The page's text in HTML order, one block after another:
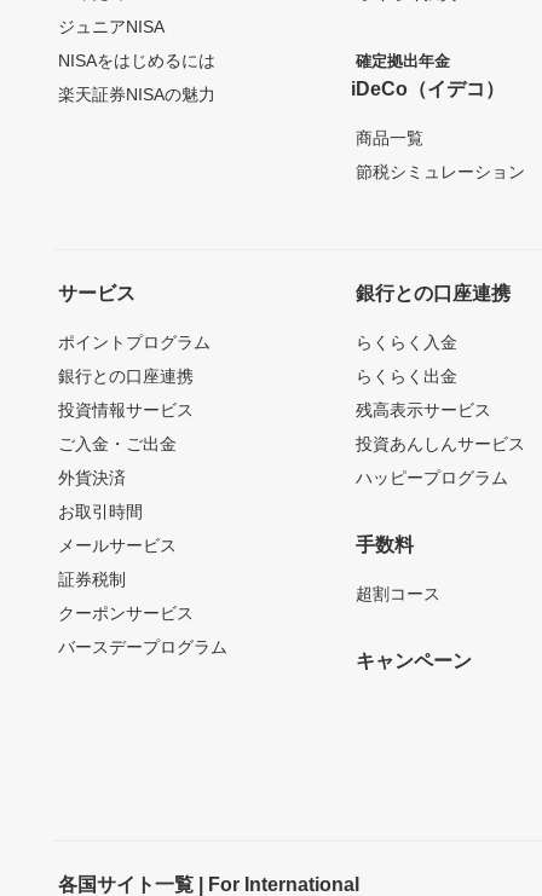
ジュニアNISA
NISAをはじめるには
楽天証券NISAの魅力
確定拠出年金
iDeCo（イデコ）
商品一覧
節税シミュレーション
サービス
ポイントプログラム
銀行との口座連携
投資情報サービス
ご入金・ご出金
外貨決済
お取引時間
メールサービス
証券税制
クーポンサービス
バースデープログラム
銀行との口座連携
らくらく入金
らくらく出金
残高表示サービス
投資あんしんサービス
ハッピープログラム
手数料
超割コース
キャンペーン
各国サイト一覧 | For International